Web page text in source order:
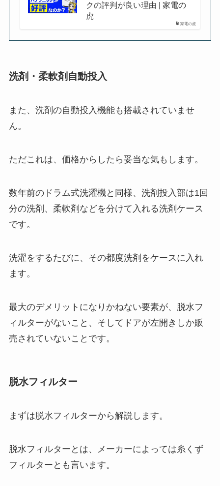
家電の虎
クの評判が良い理由 | 家電の
虎
洗剤・柔軟剤自動投入
また、洗剤の自動投入機能も搭載されていませ
ん。
ただこれは、価格からしたら妥当な気もします。
数年前のドラム式洗濯機と同様、洗剤投入部は1回
分の洗剤、柔軟剤などを分けて入れる洗剤ケース
です。
洗濯をするたびに、その都度洗剤をケースに入れ
ます。
最大のデメリットになりかねない要素が、脱水フ
ィルターがないこと、そしてドアが左開きしか販
売されていないことです。
脱水フィルター
まずは脱水フィルターから解説します。
脱水フィルターとは、メーカーによっては糸くず
フィルターとも言います。